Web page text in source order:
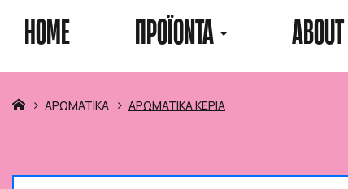
HOME ΠΡΟΪΟΝΤΑ ABOUT
Προϊόντα
ΑΡΩΜΑΤΙΚΑ ΑΡΩΜΑΤΙΚΑ ΚΕΡΙΑ